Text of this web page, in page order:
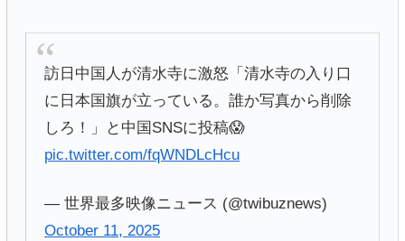
訪日中国人が清水寺に激怒「清水寺の入り口
に日本国旗が立っている。誰か写真から削除
しろ！」と中国SNSに投稿😱
pic.twitter.com/fqWNDLcHcu
— 世界最多映像ニュース (@twibuznews)
October 11, 2025